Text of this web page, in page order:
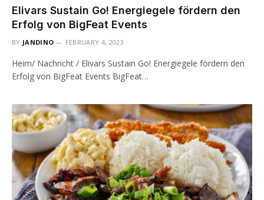
Elivars Sustain Go! Energiegele fördern den
Erfolg von BigFeat Events
BY JANDINO FEBRUARY 4, 2023
Heim/ Nachricht / Elivars Sustain Go! Energiegele fördern den
Erfolg von BigFeat Events BigFeat…